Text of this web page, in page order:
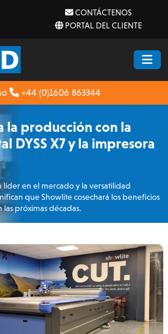
CONTÁCTENOS
PORTAL DEL CLIENTE
+44 (0)1606 863344
la producción con la
DYSS X7 y la impresora
líder en el mercado y la versatilidad
que Showlite cosechará los beneficios
las próximas décadas.